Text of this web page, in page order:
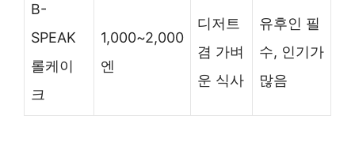
B-
SPEAK
롤케이
크
1,000~2,000
엔
디저트
겸 가벼
운 식사
유후인 필
수, 인기가
많음